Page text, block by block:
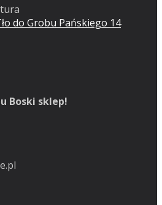
do Grobu Pańskiego 14
Boski sklep!